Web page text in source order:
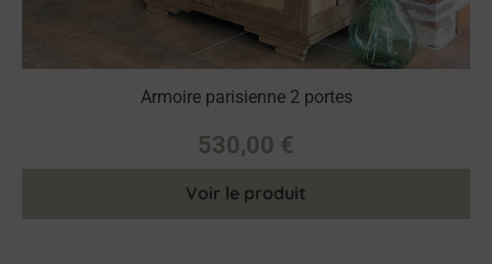
Armoire parisienne 2 portes
530,00 €
Voir le produit